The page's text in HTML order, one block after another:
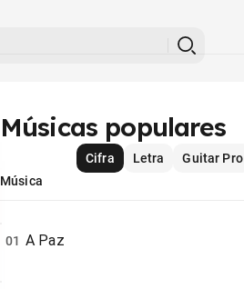
Músicas populares
Cifra Letra Guitar Pro
Música
01 A Paz